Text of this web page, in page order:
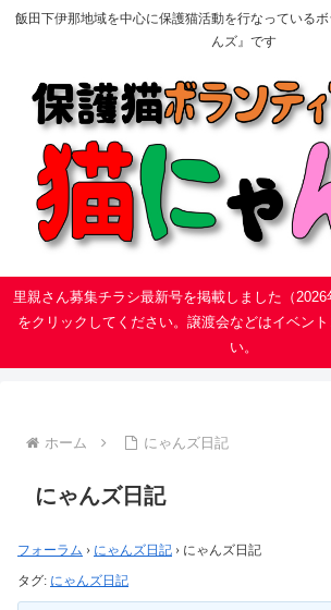
飯田下伊那地域を中心に保護猫活動を行なっている
んズ』です
里親さん募集チラシ最新号を掲載しました（
をクリックしてください。譲渡会などはイベン
い。
ホーム にゃんズ日記
にゃんズ日記
フォーラム › にゃんズ日記 › にゃんズ日記
タグ: にゃんズ日記